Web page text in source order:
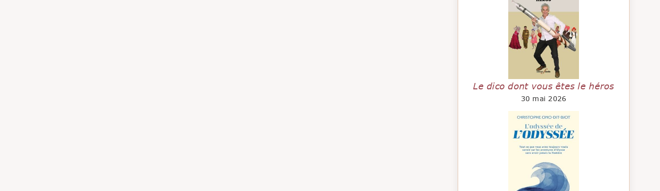
Le dico dont vous êtes le héros
30 mai 2026